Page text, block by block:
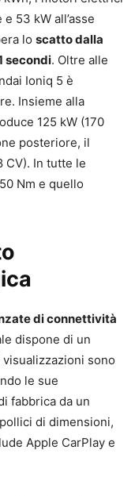
53 kW all’asse
lo scatto dalla
secondi. Oltre alle
Ioniq 5 è
Insieme alla
125 kW (170
posteriore, il
CV). In tutte le
Nm e quello
di connettività
dispone di un
sono
le sue
fabbrica da un
di dimensioni,
Apple CarPlay e